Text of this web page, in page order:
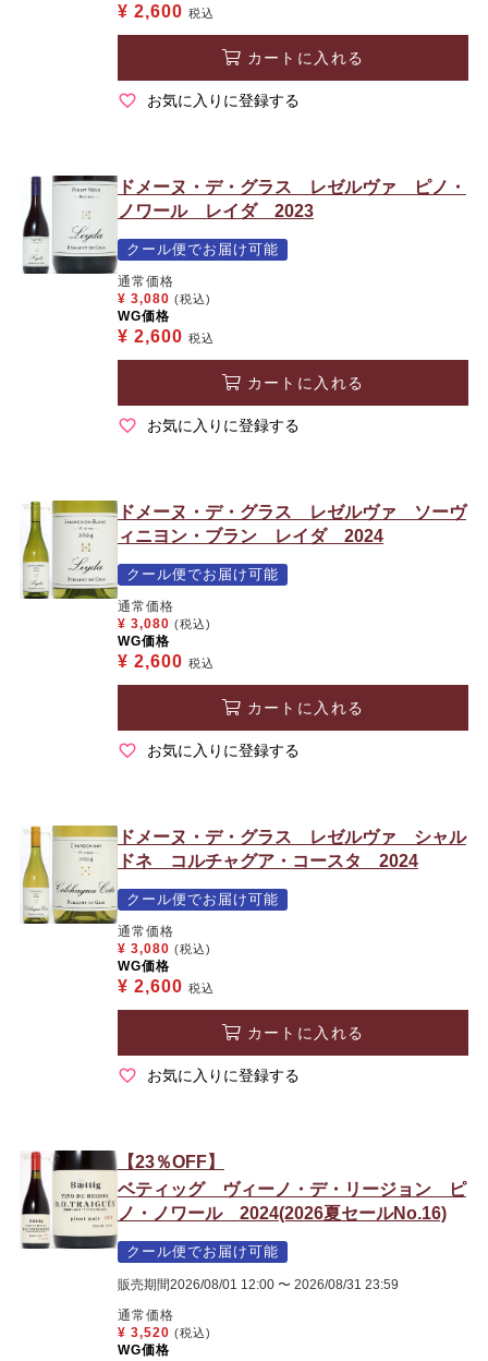
¥ 2,600 税込
カートに入れる
お気に入りに登録する
ドメーヌ・デ・グラス レゼルヴァ ピノ・
ノワール レイダ 2023
クール便でお届け可能
通常価格
¥ 3,080 (税込)
WG価格
¥ 2,600 税込
カートに入れる
お気に入りに登録する
ドメーヌ・デ・グラス レゼルヴァ ソーヴ
ィニヨン・ブラン レイダ 2024
クール便でお届け可能
通常価格
¥ 3,080 (税込)
WG価格
¥ 2,600 税込
カートに入れる
お気に入りに登録する
ドメーヌ・デ・グラス レゼルヴァ シャル
ドネ コルチャグア・コースタ 2024
クール便でお届け可能
通常価格
¥ 3,080 (税込)
WG価格
¥ 2,600 税込
カートに入れる
お気に入りに登録する
【23％OFF】
ベティッグ ヴィーノ・デ・リージョン ピ
ノ・ノワール 2024(2026夏セールNo.16)
クール便でお届け可能
販売期間2026/08/01 12:00 〜 2026/08/31 23:59
通常価格
¥ 3,520 (税込)
WG価格